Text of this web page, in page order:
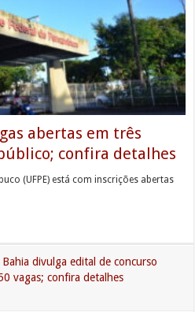
abertas em três
confira detalhes
(UFPE) está com inscrições abertas
Bahia divulga edital de concurso
vagas; confira detalhes